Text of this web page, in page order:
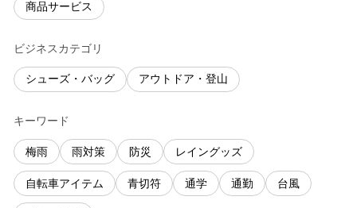
商品サービス
ビジネスカテゴリ
シューズ・バッグ アウトドア・登山
キーワード
梅雨 雨対策 防災 レイングッズ
自転車アイテム 青切符 通学 通勤 台風